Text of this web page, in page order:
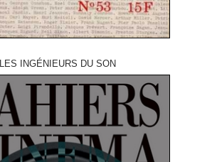
LES INGÉNIEURS DU SON